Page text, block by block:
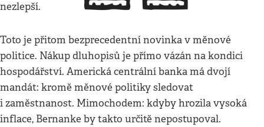
nezlepší.
Toto je přitom bezprecedentní novinka v měnové
politice. Nákup dluhopisů je přímo vázán na kondici
hospodářství. Americká centrální banka má dvojí
mandát: kromě měnové politiky sledovat
i zaměstnanost. Mimochodem: kdyby hrozila vysoká
inflace, Bernanke by takto určitě nepostupoval.